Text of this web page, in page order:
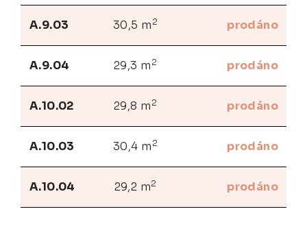
A.9.03 30,5 m 2 prodáno
A.9.04 29,3 m 2 prodáno
A.10.02 29,8 m 2 prodáno
A.10.03 30,4 m 2 prodáno
A.10.04 29,2 m2 prodáno